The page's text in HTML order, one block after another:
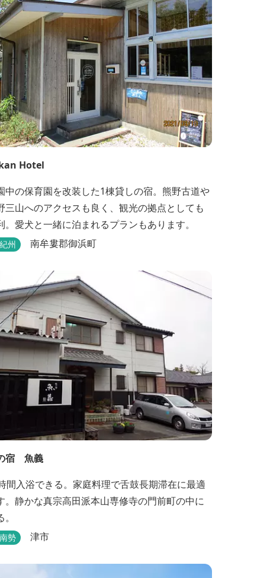
Hotel
中の保育園を改装した1棟貸しの宿。熊野古道や
三山へのアクセスも良く、観光の拠点としても
。愛犬と一緒に泊まれるプランもあります。
州 南牟婁郡御浜町
宿 魚義
間入浴できる。家庭料理で舌鼓長期滞在に最適
。静かな真宗高田派本山専修寺の門前町の中に
勢 津市